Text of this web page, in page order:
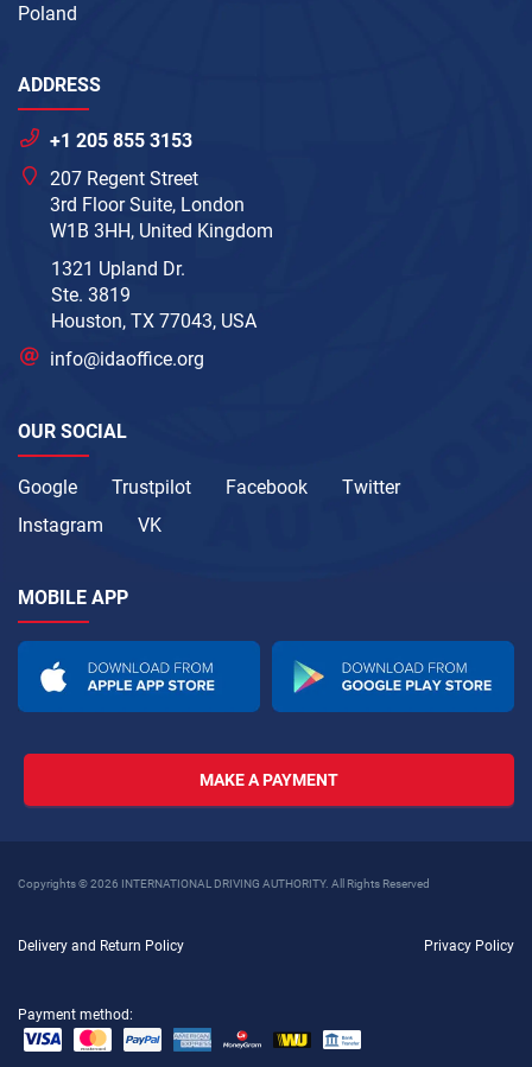
Poland
ADDRESS
+1 205 855 3153
207 Regent Street
3rd Floor Suite, London
W1B 3HH, United Kingdom
1321 Upland Dr.
Ste. 3819
Houston, TX 77043, USA
info@idaoffice.org
OUR SOCIAL
Google Trustpilot Facebook
Twitter
Instagram
VK
MOBILE APP
MAKE A PAYMENT
Copyrights © 2026 INTERNATIONAL DRIVING AUTHORITY. All Rights Reserved
Delivery and Return Policy Privacy Policy
Payment method: